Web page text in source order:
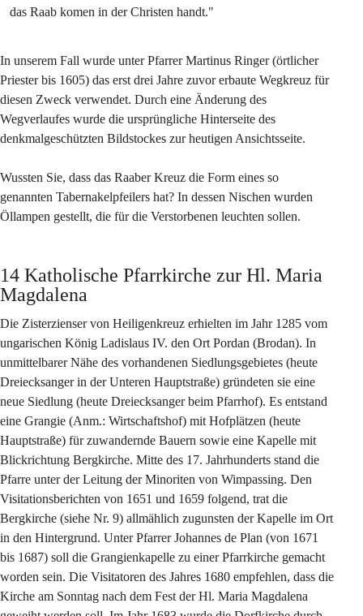
   das Raab komen in der Christen handt."
In unserem Fall wurde unter Pfarrer Martinus Ringer (örtlicher
Priester bis 1605) das erst drei Jahre zuvor erbaute Wegkreuz für
diesen Zweck verwendet. Durch eine Änderung des
Wegverlaufes wurde die ursprüngliche Hinterseite des
denkmalgeschützten Bildstockes zur heutigen Ansichtsseite.
Wussten Sie, dass das Raaber Kreuz die Form eines so
genannten Tabernakelpfeilers hat? In dessen Nischen wurden
Öllampen gestellt, die für die Verstorbenen leuchten sollen.
14 Katholische Pfarrkirche zur Hl. Maria
Magdalena
Die Zisterzienser von Heiligenkreuz erhielten im Jahr 1285 vom
ungarischen König Ladislaus IV. den Ort Pordan (Brodan). In
unmittelbarer Nähe des vorhandenen Siedlungsgebietes (heute
Dreiecksanger in der Unteren Hauptstraße) gründeten sie eine
neue Siedlung (heute Dreiecksanger beim Pfarrhof). Es entstand
eine Grangie (Anm.: Wirtschaftshof) mit Hofplätzen (heute
Hauptstraße) für zuwandernde Bauern sowie eine Kapelle mit
Blickrichtung Bergkirche. Mitte des 17. Jahrhunderts stand die
Pfarre unter der Leitung der Minoriten von Wimpassing. Den
Visitationsberichten von 1651 und 1659 folgend, trat die
Bergkirche (siehe Nr. 9) allmählich zugunsten der Kapelle im Ort
in den Hintergrund. Unter Pfarrer Johannes de Plan (von 1671
bis 1687) soll die Grangienkapelle zu einer Pfarrkirche gemacht
worden sein. Die Visitatoren des Jahres 1680 empfehlen, dass die
Kirche am Sonntag nach dem Fest der Hl. Maria Magdalena